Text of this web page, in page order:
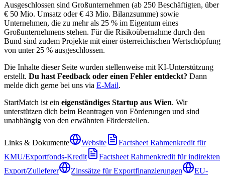
Ausgeschlossen sind Großunternehmen (ab 250 Beschäftigten, über
€ 50 Mio. Umsatz oder € 43 Mio. Bilanzsumme) sowie
Unternehmen, die zu mehr als 25 % im Eigentum eines
Großunternehmens stehen. Für die Risikoübernahme durch den
Bund sind zudem Projekte mit einer österreichischen Wertschöpfung
von unter 25 % ausgeschlossen.
Die Inhalte dieser Seite wurden stellenweise mit KI-Unterstützung
erstellt. Du hast Feedback oder einen Fehler entdeckt? Dann
melde dich gerne bei uns via E-Mail.
StartMatch ist ein eigenständiges Startup aus Wien. Wir
unterstützen dich beim Beantragen von Förderungen und sind
unabhängig von den erwähnten Förderstellen.
Links & Dokumente Website
Factsheet Rahmenkredit für
KMU/Exportfonds-Kredit
Factsheet Rahmenkredit für indirekten
Export/Zulieferer
Zinssätze für Exportfinanzierungen
EU-